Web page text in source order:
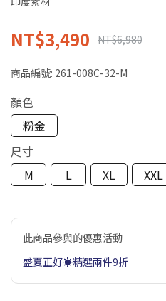
NT$3,490 NT$6,980
商品編號: 261-008C-32-M
顏色
粉金
尺寸
M
L XL XXL
此商品參與的優惠活動
盛夏正好☀️精選兩件9折